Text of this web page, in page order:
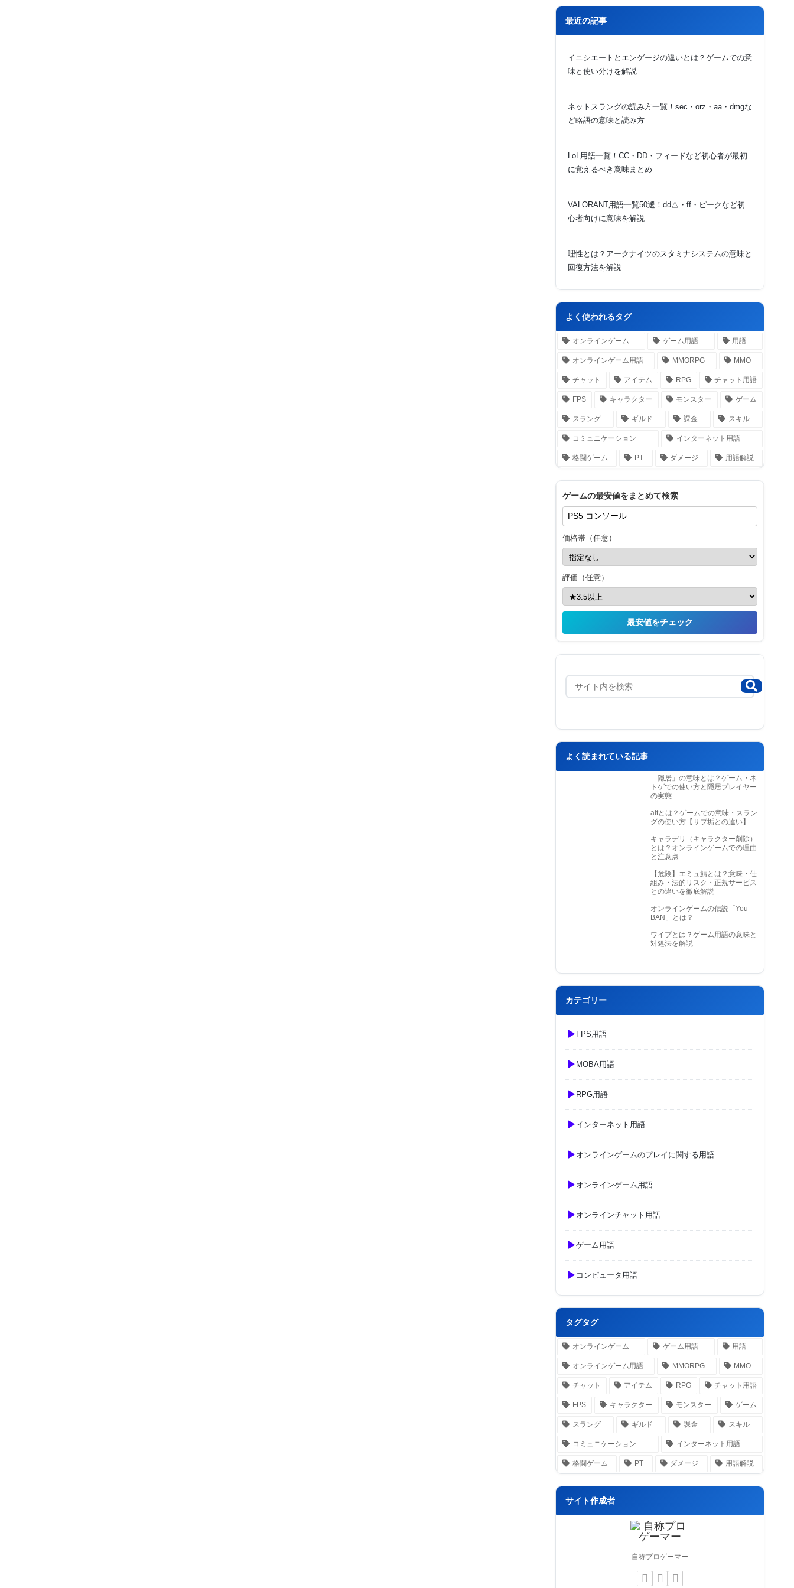
最近の記事
イニシエートとエンゲージの違いとは？ゲームでの意
味と使い分けを解説
ネットスラングの読み方一覧！sec・orz・aa・dmgな
ど略語の意味と読み方
LoL用語一覧！CC・DD・フィードなど初心者が最初
に覚えるべき意味まとめ
VALORANT用語一覧50選！dd△・ff・ピークなど初
心者向けに意味を解説
理性とは？アークナイツのスタミナシステムの意味と
回復方法を解説
よく使われるタグ
オンラインゲーム ゲーム用語 用語
オンラインゲーム用語 MMORPG MMO
チャット アイテム RPG チャット用語
FPS キャラクター モンスター ゲーム
スラング ギルド 課金 スキル
コミュニケーション インターネット用語
格闘ゲーム PT ダメージ 用語解説
ゲームの最安値をまとめて検索
価格帯（任意）
評価（任意）
最安値をチェック
よく読まれている記事
「隠居」の意味とは？ゲーム・ネ
トゲでの使い方と隠居プレイヤー
の実態
altとは？ゲームでの意味・スラン
グの使い方【サブ垢との違い】
キャラデリ（キャラクター削除）
とは？オンラインゲームでの理由
と注意点
【危険】エミュ鯖とは？意味・仕
組み・法的リスク・正規サービス
との違いを徹底解説
オンラインゲームの伝説「You
BAN」とは？
ワイプとは？ゲーム用語の意味と
対処法を解説
カテゴリー
FPS用語
MOBA用語
RPG用語
インターネット用語
オンラインゲームのプレイに関する用語
オンラインゲーム用語
オンラインチャット用語
ゲーム用語
コンピュータ用語
タグタグ
オンラインゲーム ゲーム用語 用語
オンラインゲーム用語 MMORPG MMO
チャット アイテム RPG チャット用語
FPS キャラクター モンスター ゲーム
スラング ギルド 課金 スキル
コミュニケーション インターネット用語
格闘ゲーム PT ダメージ 用語解説
サイト作成者
自称プロゲーマー